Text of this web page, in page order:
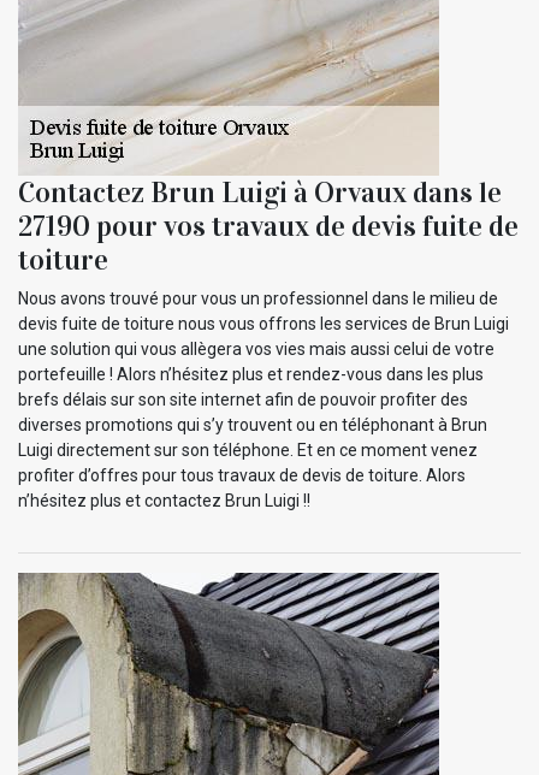
Contactez Brun Luigi à Orvaux dans le
27190 pour vos travaux de devis fuite de
toiture
Nous avons trouvé pour vous un professionnel dans le milieu de
devis fuite de toiture nous vous offrons les services de Brun Luigi
une solution qui vous allègera vos vies mais aussi celui de votre
portefeuille ! Alors n’hésitez plus et rendez-vous dans les plus
brefs délais sur son site internet afin de pouvoir profiter des
diverses promotions qui s’y trouvent ou en téléphonant à Brun
Luigi directement sur son téléphone. Et en ce moment venez
profiter d’offres pour tous travaux de devis de toiture. Alors
n’hésitez plus et contactez Brun Luigi !!